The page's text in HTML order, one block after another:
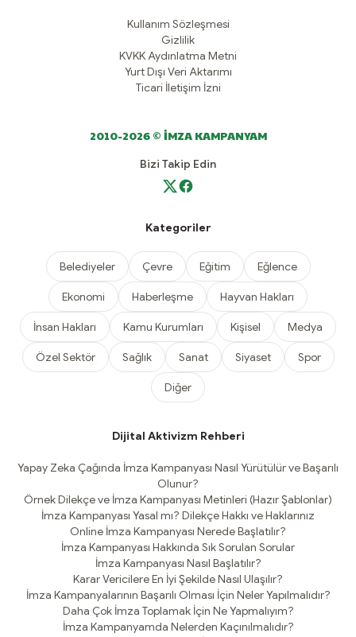
Kullanım Sözleşmesi
Gizlilik
KVKK Aydınlatma Metni
Yurt Dışı Veri Aktarımı
Ticari İletişim İzni
2010-2026 © İMZA KAMPANYAM
Bizi Takip Edin
Kategoriler
Belediyeler Çevre Eğitim Eğlence
Ekonomi Haberleşme Hayvan Hakları
İnsan Hakları Kamu Kurumları Kişisel Medya
Özel Sektör Sağlık Sanat Siyaset Spor
Diğer
Dijital Aktivizm Rehberi
Yapay Zeka Çağında İmza Kampanyası Nasıl Yürütülür ve Başarılı
Olunur?
Örnek Dilekçe ve İmza Kampanyası Metinleri (Hazır Şablonlar)
İmza Kampanyası Yasal mı? Dilekçe Hakkı ve Haklarınız
Online İmza Kampanyası Nerede Başlatılır?
İmza Kampanyası Hakkında Sık Sorulan Sorular
İmza Kampanyası Nasıl Başlatılır?
Karar Vericilere En İyi Şekilde Nasıl Ulaşılır?
İmza Kampanyalarının Başarılı Olması İçin Neler Yapılmalıdır?
Daha Çok İmza Toplamak İçin Ne Yapmalıyım?
İmza Kampanyamda Nelerden Kaçınılmalıdır?